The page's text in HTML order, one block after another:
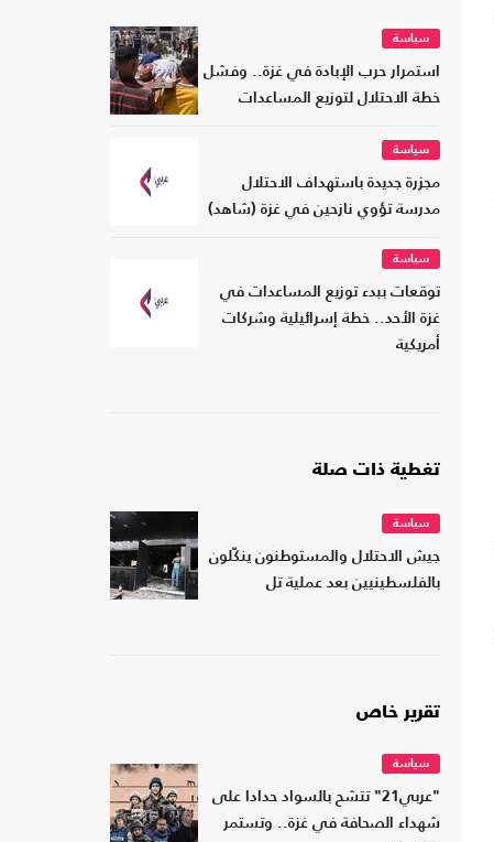
سياسة
استمرار حرب الإبادة في غزة.. وفشل
خطة الاحتلال لتوزيع المساعدات
سياسة
مجزرة جديدة باستهداف الاحتلال
مدرسة تؤوي نازحين في غزة (شاهد)
سياسة
توقعات ببدء توزيع المساعدات في
غزة الأحد.. خطة إسرائيلية وشركات
أمريكية
تغطية ذات صلة
سياسة
جيش الاحتلال والمستوطنون ينكّلون
بالفلسطينيين بعد عملية تل
تقرير خاص
سياسة
"عربي21" تتشح بالسواد حدادا على
شهداء الصحافة في غزة.. وتستمر